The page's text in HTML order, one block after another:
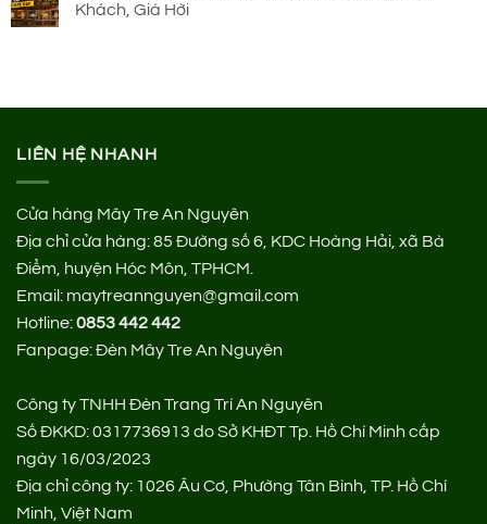
Khách, Giá Hời
LIÊN HỆ NHANH
Cửa hàng Mây Tre An Nguyên
Địa chỉ cửa hàng:85 Đường số 6, KDC Hoàng Hải, xã Bà
Điểm, huyện Hóc Môn, TPHCM.
Email: maytreannguyen@gmail.com
Hotline:0853 442 442
Fanpage:Đèn Mây Tre An Nguyên
Công ty TNHH Đèn Trang Trí An Nguyên
Số ĐKKD: 0317736913 do Sở KHĐT Tp. Hồ Chí Minh cấp
ngày 16/03/2023
Địa chỉ công ty: 1026 Âu Cơ, Phường Tân Bình, TP. Hồ Chí
Minh, Việt Nam